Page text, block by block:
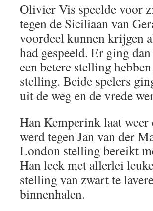
Olivier Vis speelde voor
tegen de Siciliaan van
voordeel kunnen krijgen
had gespeeld. Er ging
een betere stelling
stelling. Beide spelers
uit de weg en de vrede
Han Kemperink laat
werd tegen Jan van der
London stelling bereikt
Han leek met allerlei
stelling van zwart te
binnenhalen.